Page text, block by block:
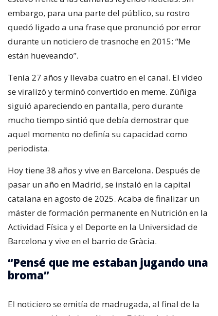
embargo, para una parte del público, su rostro
quedó ligado a una frase que pronunció por error
durante un noticiero de trasnoche en 2015: “Me
están hueveando”.
Tenía 27 años y llevaba cuatro en el canal. El video
se viralizó y terminó convertido en meme. Zúñiga
siguió apareciendo en pantalla, pero durante
mucho tiempo sintió que debía demostrar que
aquel momento no definía su capacidad como
periodista.
Hoy tiene 38 años y vive en Barcelona. Después de
pasar un año en Madrid, se instaló en la capital
catalana en agosto de 2025. Acaba de finalizar un
máster de formación permanente en Nutrición en la
Actividad Física y el Deporte en la Universidad de
Barcelona y vive en el barrio de Gràcia.
“Pensé que me estaban jugando una
broma”
El noticiero se emitía de madrugada, al final de la